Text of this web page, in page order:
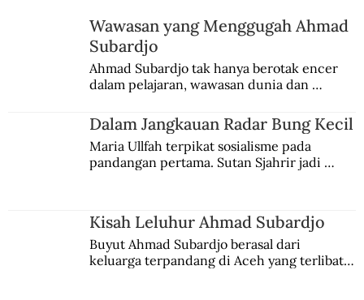
Wawasan yang Menggugah Ahmad
Subardjo
Ahmad Subardjo tak hanya berotak encer
dalam pelajaran, wawasan dunia dan
Jules Verne, Multatuli, hingga Sun Yat-sen.
Dalam Jangkauan Radar Bung Kecil
Maria Ullfah terpikat sosialisme pada
pandangan pertama. Sutan Sjahrir jadi
Kisah Leluhur Ahmad Subardjo
Buyut Ahmad Subardjo berasal dari
keluarga terpandang di Aceh yang terlibat